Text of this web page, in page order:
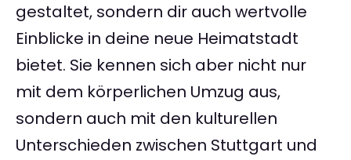
gestaltet, sondern dir auch wertvolle
Einblicke in deine neue Heimatstadt
bietet. Sie kennen sich aber nicht nur
mit dem körperlichen Umzug aus,
sondern auch mit den kulturellen
Unterschieden zwischen Stuttgart und